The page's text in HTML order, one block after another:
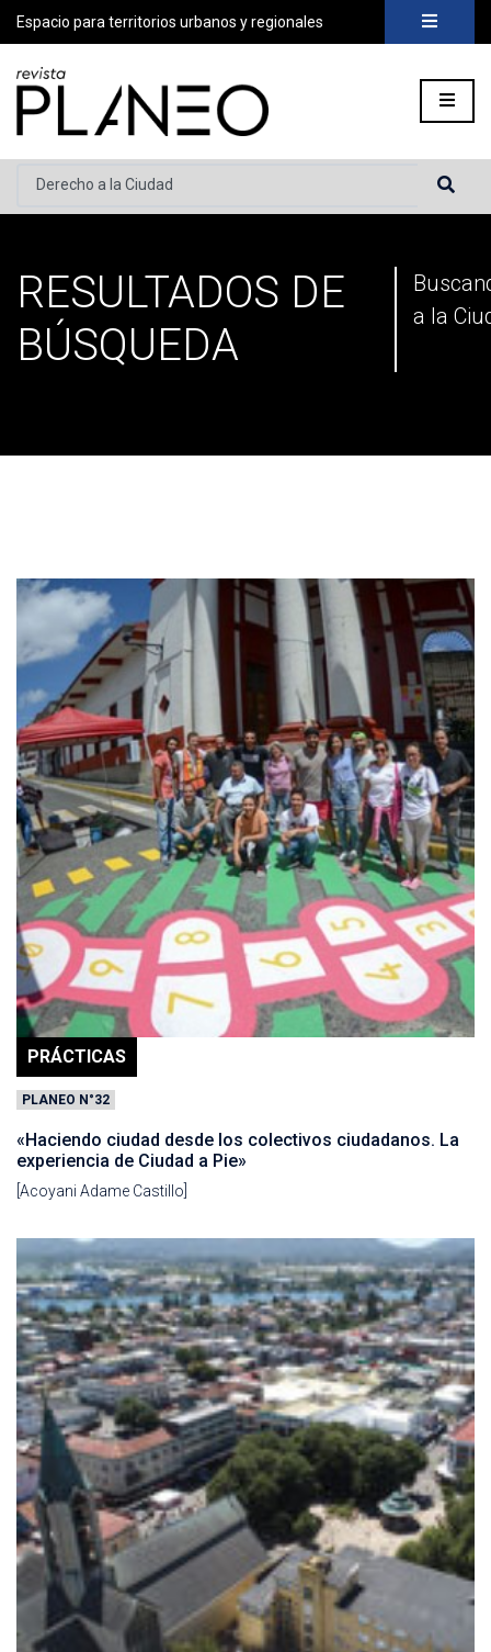
Espacio para territorios urbanos y regionales
Buscar...
Portada»Has buscado por Derecho a la Ciudad Página 5
RESULTADOS DE
BÚSQUEDA
a la
PRÁCTICAS
PLANEO N°32
«Haciendo ciudad desde los colectivos ciudadanos. La
experiencia de Ciudad a Pie»
[Acoyani Adame Castillo]